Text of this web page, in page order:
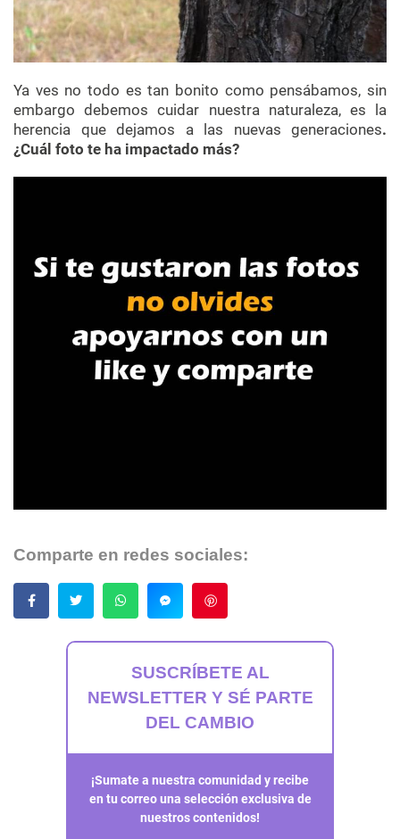
Ya ves no todo es tan bonito como pensábamos, sin
embargo debemos cuidar nuestra naturaleza, es la
herencia que dejamos a las nuevas generaciones.
¿Cuál foto te ha impactado más?
Comparte en redes sociales:
SUSCRÍBETE AL
NEWSLETTER Y SÉ PARTE
DEL CAMBIO
¡Sumate a nuestra comunidad y recibe
en tu correo una selección exclusiva de
nuestros contenidos!